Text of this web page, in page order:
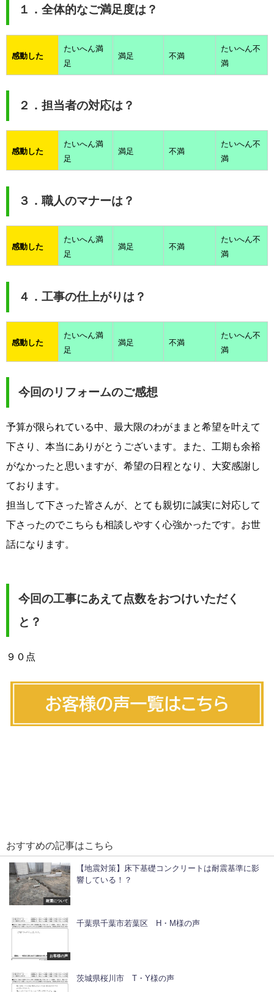
１．全体的なご満足度は？
感動した
たいへん満
足
満足 不満
たいへん不
満
２．担当者の対応は？
感動した
たいへん満
足
満足 不満
たいへん不
満
３．職人のマナーは？
感動した
たいへん満
足
満足 不満
たいへん不
満
４．工事の仕上がりは？
感動した
たいへん満
足
満足 不満
たいへん不
満
今回のリフォームのご感想
予算が限られている中、最大限のわがままと希望を叶えて
下さり、本当にありがとうございます。また、工期も余裕
がなかったと思いますが、希望の日程となり、大変感謝し
ております。
担当して下さった皆さんが、とても親切に誠実に対応して
下さったのでこちらも相談しやすく心強かったです。お世
話になります。
今回の工事にあえて点数をおつけいただく
と？
９０点
おすすめの記事はこちら
耐震について
【地震対策】床下基礎コンクリートは耐震基準に影
響している！？
お客様の声
千葉県千葉市若葉区 H・M様の声
茨城県桜川市 T・Y様の声